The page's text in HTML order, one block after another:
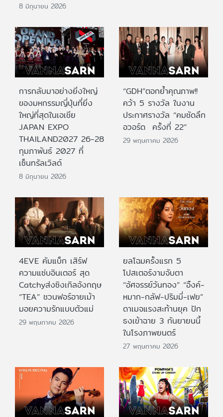
8 มิถุนายน 2026
การกลับมาอย่างยิ่งใหญ่
ของมหกรรมญี่ปุ่นที่ยิ่ง
ใหญ่ที่สุดในเอเชีย
JAPAN EXPO
THAILAND2027 26-28
กุมภาพันธ์ 2027 ที่
เซ็นทรัลเวิลด์
8 มิถุนายน 2026
“GDH”ตอกย้ำคุณภาพ!!
คว้า 5 รางวัล ในงาน
ประกาศรางวัล “คมชัดลึก
อวอร์ด ครั้งที่ 22”
29 พฤษภาคม 2026
4EVE คัมแบ็ก เสิร์ฟ
ความแซ่บอินเตอร์ สุด
Catchyส่งซิงเกิลอังกฤษ
“TEA” ชวนฟอร์อายเม้า
มอยความรักแบบตัวแม่
29 พฤษภาคม 2026
ยลโฉมครั้งแรก 5
โปสเตอร์งามจับตา
“อัศจรรย์วันทอง” “อิ้งค์-
หมาก-กลัฟ-ปริมมี่-เฟย”
ดาเมจแรงสะท้านยุค ปัก
ธงเข้าฉาย 3 กันยายนนี้
ในโรงภาพยนตร์
27 พฤษภาคม 2026